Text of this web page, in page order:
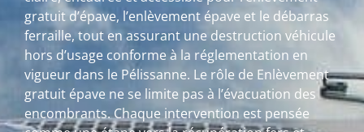
gratuit d’épave, l’enlèvement épave et le débarras
ferraille, tout en assurant une destruction véhicule
hors d’usage conforme à la réglementation en
vigueur dans le Pélissanne. Le rôle de Enlèvement
gratuit épave ne se limite pas à l’évacuation des
encombrants. Chaque intervention est pensée